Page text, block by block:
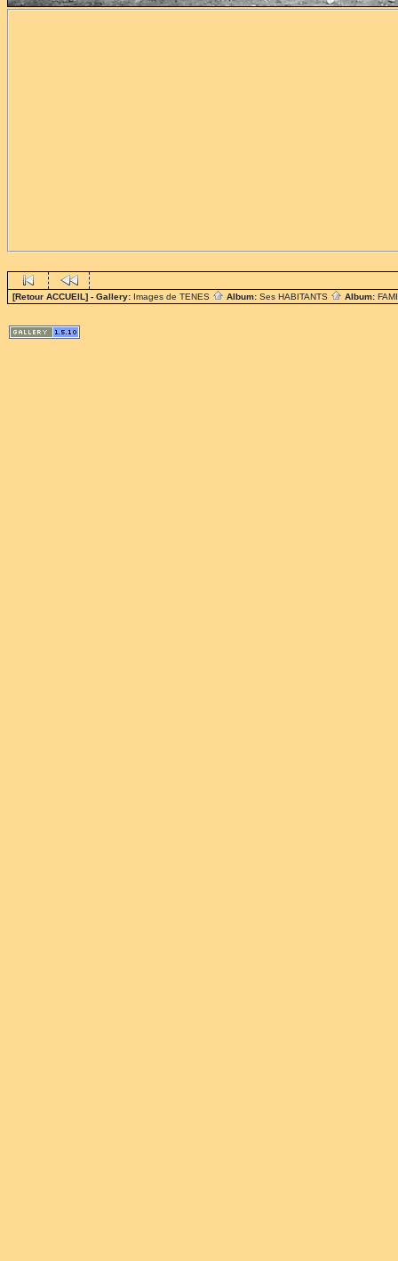
[Retour ACCUEIL] - Gallery: Images de TENES Album: Ses HABITANTS Album: